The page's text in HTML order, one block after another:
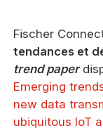
Fischer
tendances et
trend paper
Emerging
new data
ubiquitous IoT